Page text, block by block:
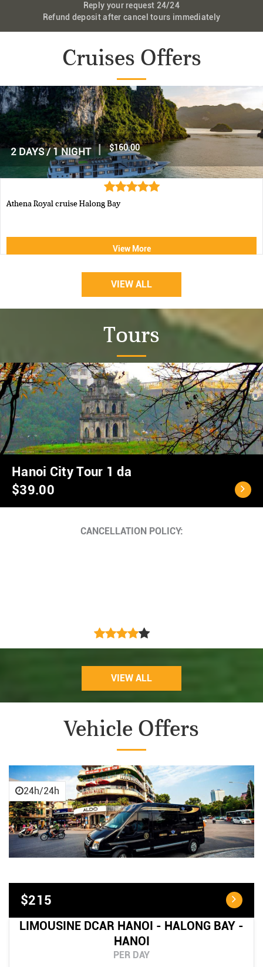
Reply your request 24/24
Refund deposit after cancel tours immediately
Cruises Offers
2 DAYS / 1 NIGHT | $160.00
Athena Royal cruise Halong Bay
View More
VIEW ALL
Tours
Hanoi City Tour 1 da
$39.00
CANCELLATION POLICY:
VIEW ALL
Vehicle Offers
24h/24h
$215
LIMOUSINE DCAR HANOI - HALONG BAY -
HANOI
PER DAY